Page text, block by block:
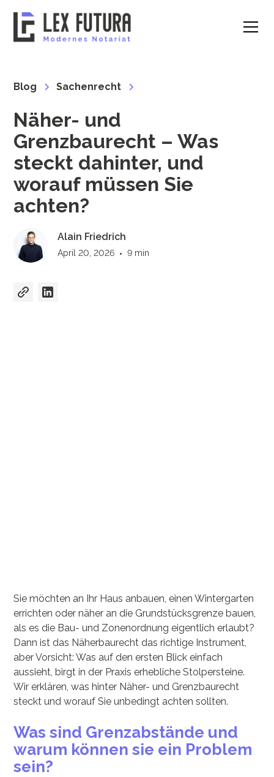
Blog Sachenrecht
Näher- und
Grenzbaurecht – Was
steckt dahinter, und
worauf müssen Sie
achten?
Alain Friedrich
April 20, 2026 • 9 min
Sie möchten an Ihr Haus anbauen, einen Wintergarten
errichten oder näher an die Grundstücksgrenze bauen,
als es die Bau- und Zonenordnung eigentlich erlaubt?
Dann ist das Näherbaurecht das richtige Instrument,
aber Vorsicht: Was auf den ersten Blick einfach
aussieht, birgt in der Praxis erhebliche Stolpersteine.
Wir erklären, was hinter Näher- und Grenzbaurecht
steckt und worauf Sie unbedingt achten sollten.
Was sind Grenzabstände und
warum können sie ein Problem
sein?